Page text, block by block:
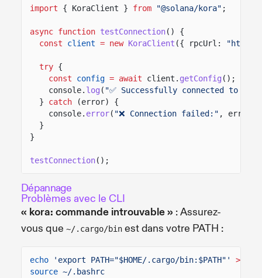
import { KoraClient } from "@solana/kora" ;
async function testConnection() {
const
client = new KoraClient ({ rpcUrl: "http://
try {
const
config = await client. getConfig ();
console. log ( "✅ Successfully connected to
}
catch
(error) {
console. error( "❌ Connection failed:" ,
}
}
testConnection();
Dépannage
Problèmes avec le CLI
« kora: commande introuvable » : Assurez-
vous que ~/.cargo/bin est dans votre PATH :
echo 'export PATH="$HOME/.cargo/bin:$PATH"' >>
source ~/.bashrc